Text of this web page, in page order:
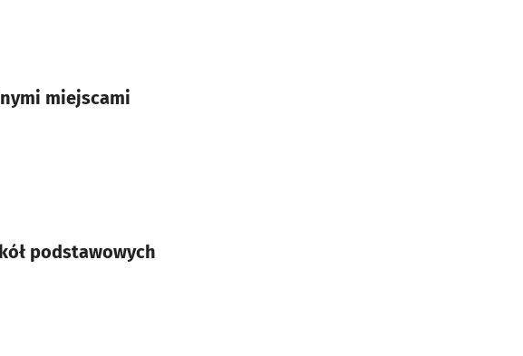
miejscami
podstawowych